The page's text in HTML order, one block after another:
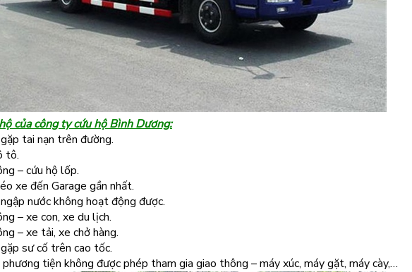
của công ty cứu hộ Bình Dương:
tai nạn trên đường.
tô.
– cứu hộ lốp.
xe đến Garage gần nhất.
nước không hoạt động được.
– xe con, xe du lịch.
– xe tải, xe chở hàng.
sư cố trên cao tốc.
phương tiện không được phép tham gia giao thông – máy xúc, máy gặt, máy cày,…